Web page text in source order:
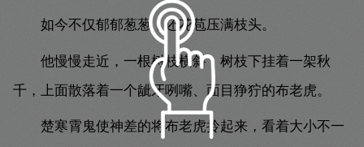
如今不仅郁郁葱葱，还花苞压满枝头。
他慢慢走近，一根树枝横斜，树枝下挂着一架秋
千，上面散落着一个龇牙咧嘴、面目狰狞的布老虎。
楚寒霄鬼使神差的将布老虎拎起来，看着大小不一